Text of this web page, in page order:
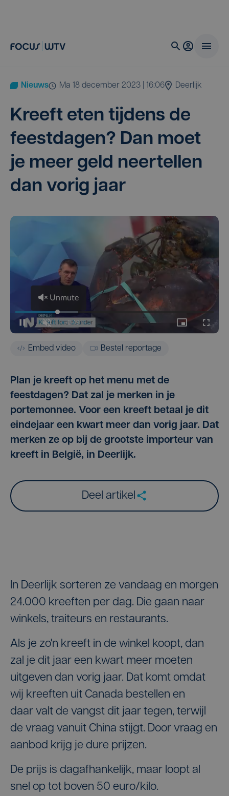
Nieuws ma 18 december 2023 | 16:06 Deerlijk
Kreeft eten tij­dens de
feest­da­gen? Dan moet
je meer geld neer­tel­len
dan vorig jaar
Embed video Bestel reportage
Plan je kreeft op het menu met de
feestdagen? Dat zal je merken in je
portemonnee. Voor een kreeft betaal je dit
eindejaar een kwart meer dan vorig jaar. Dat
merken ze op bij de grootste importeur van
kreeft in België, in Deerlijk.
Deel artikel
In Deerlijk sorteren ze vandaag en morgen
24.000 kreeften per dag. Die gaan naar
winkels, traiteurs en restaurants.
Als je zo'n kreeft in de winkel koopt, dan
zal je dit jaar een kwart meer moeten
uitgeven dan vorig jaar. Dat komt omdat
wij kreeften uit Canada bestellen en
daar valt de vangst dit jaar tegen, terwijl
de vraag vanuit China stijgt. Door vraag en
aanbod krijg je dure prijzen.
De prijs is dagafhankelijk, maar loopt al
snel op tot boven 50 euro/kilo.